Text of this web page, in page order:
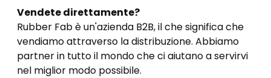
Vendete direttamente?
Rubber Fab è un'azienda B2B, il che significa che
vendiamo attraverso la distribuzione. Abbiamo
partner in tutto il mondo che ci aiutano a servirvi
nel miglior modo possibile.